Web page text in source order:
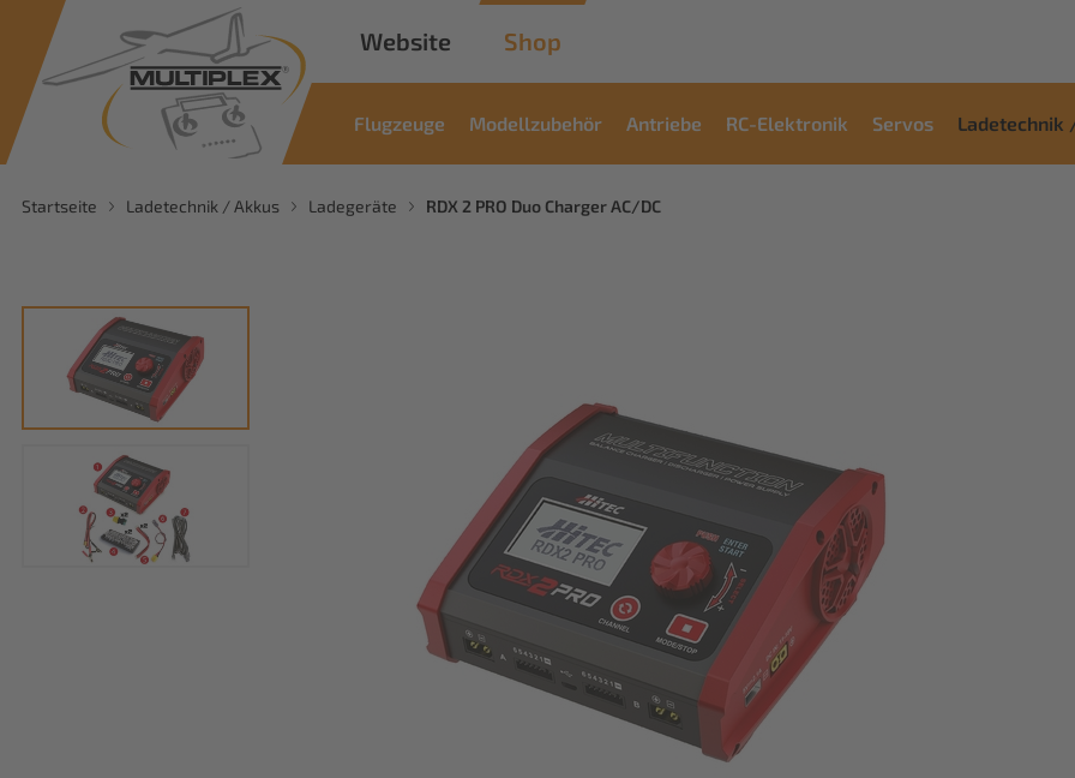
Website Shop
Flugzeuge Modellzubehör Antriebe RC-Elektronik Servos Ladetechnik
Startseite Ladetechnik / Akkus Ladegeräte RDX 2 PRO Duo Charger AC/DC